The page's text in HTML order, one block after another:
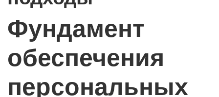
Фундамент
обеспечения
персональных